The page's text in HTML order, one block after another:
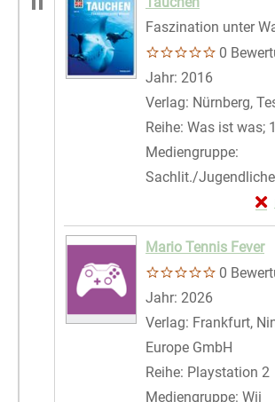
Faszination unter
0
Suche nach diesem
Jahr: 2016
Verlag: Nürnberg,
Reihe: Was ist was;
Mediengruppe:
Sachlit./Jugendliche
Mario Tennis Fever
0
Suche nach diesem
Jahr: 2026
Verlag: Frankfurt,
Europe GmbH
Reihe: Playstation 2
Mediengruppe: Wii